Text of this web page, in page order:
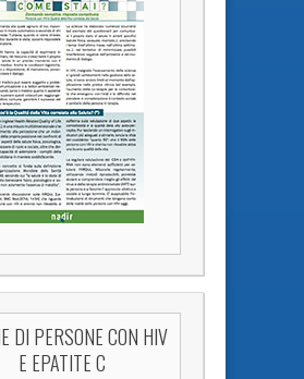
DI PERSONE CON HIV
E EPATITE C